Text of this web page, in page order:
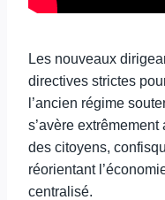
Les nouveaux
directives strictes
l’ancien régime
s’avère
des citoyens,
réorientant
centralisé.